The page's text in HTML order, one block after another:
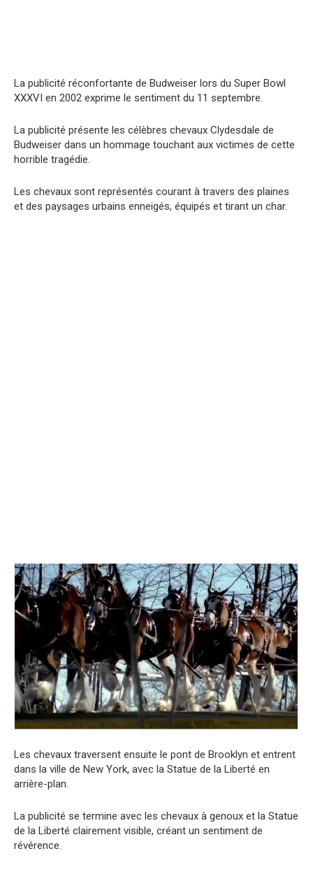
La publicité réconfortante de Budweiser lors du Super Bowl
XXXVI en 2002 exprime le sentiment du 11 septembre.
La publicité présente les célèbres chevaux Clydesdale de
Budweiser dans un hommage touchant aux victimes de cette
horrible tragédie.
Les chevaux sont représentés courant à travers des plaines
et des paysages urbains enneigés, équipés et tirant un char.
Les chevaux traversent ensuite le pont de Brooklyn et entrent
dans la ville de New York, avec la Statue de la Liberté en
arrière-plan.
La publicité se termine avec les chevaux à genoux et la Statue
de la Liberté clairement visible, créant un sentiment de
révérence.